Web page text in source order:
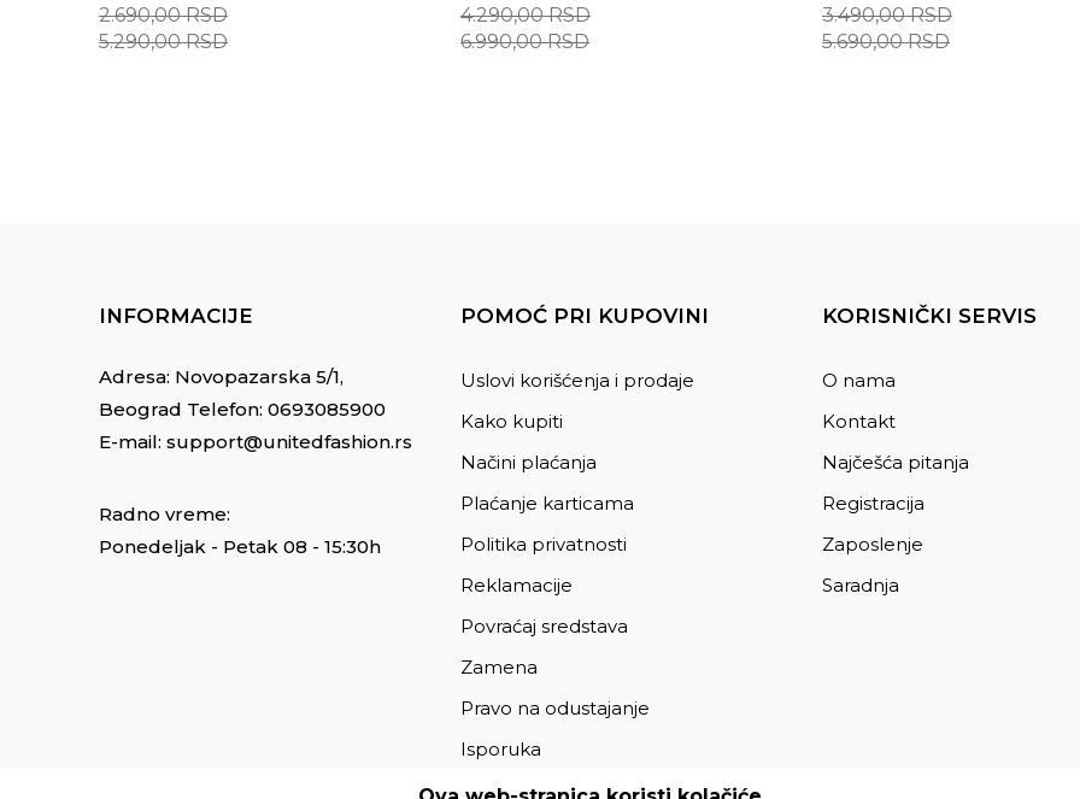
2.690,00RSD
5.290,00RSD
4.290,00RSD
6.990,00RSD
3.490,00RSD
5.690,00RSD
INFORMACIJE
Adresa: Novopazarska 5/1,
Beograd Telefon: 0693085900
E-mail: support@unitedfashion.rs
Radno vreme:
Ponedeljak - Petak 08 - 15:30h
POMOĆ PRI KUPOVINI
Uslovi korišćenja i prodaje
Kako kupiti
Načini plaćanja
Plaćanje karticama
Politika privatnosti
Reklamacije
Povraćaj sredstava
Zamena
Pravo na odustajanje
Isporuka
KORISNIČKI SERVIS
O nama
Kontakt
Najčešća pitanja
Registracija
Zaposlenje
Saradnja